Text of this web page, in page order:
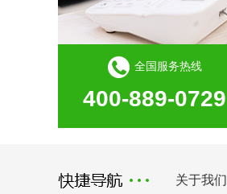
全国服务热线
400-889-0729
关于我们